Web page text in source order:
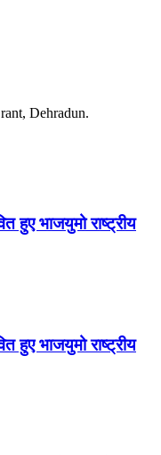
Dehradun.
हुए भाजयुमो राष्ट्रीय
हुए भाजयुमो राष्ट्रीय